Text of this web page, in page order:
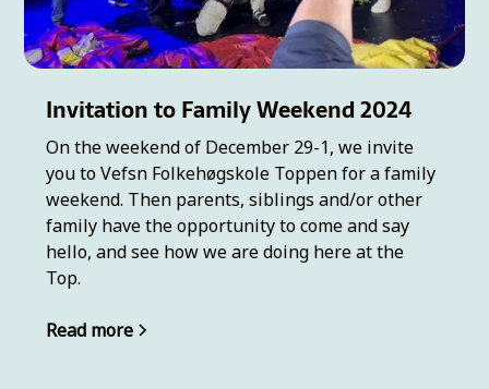
Invitation to Family Weekend 2024
On the weekend of December 29-1, we invite
you to Vefsn Folkehøgskole Toppen for a family
weekend. Then parents, siblings and/or other
family have the opportunity to come and say
hello, and see how we are doing here at the
Top.
Read more